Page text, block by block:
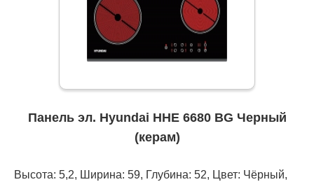
Панель эл. Hyundai HHE 6680 BG Черный
(керам)
Высота: 5,2, Ширина: 59, Глубина: 52, Цвет: Чёрный,